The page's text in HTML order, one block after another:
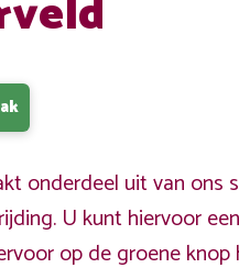
onderdeel uit van ons
U kunt hiervoor
op de groene knop